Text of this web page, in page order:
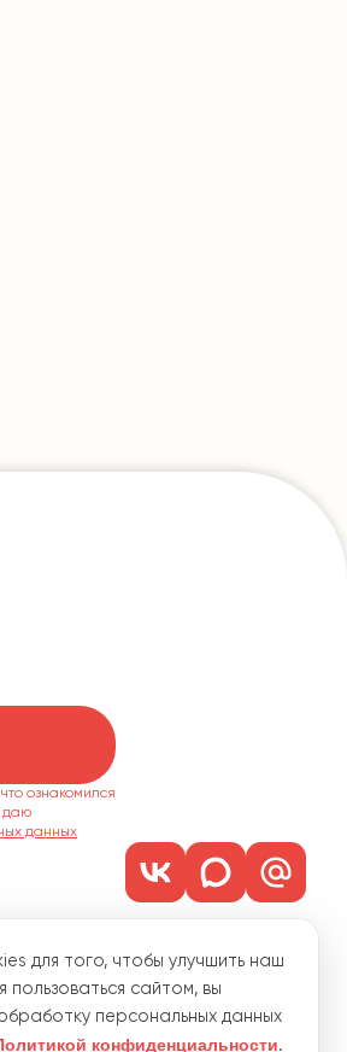
ознакомился
данных
для того, чтобы улучшить наш
пользоваться сайтом, вы
персональных данных
конфиденциальности.